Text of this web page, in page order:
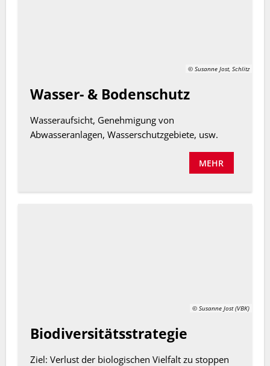
© Susanne Jost, Schlitz
Wasser- & Bodenschutz
Wasseraufsicht, Genehmigung von
Abwasseranlagen, Wasserschutzgebiete, usw.
MEHR
© Susanne Jost (VBK)
Biodiversitätsstrategie
Ziel: Verlust der biologischen Vielfalt zu stoppen